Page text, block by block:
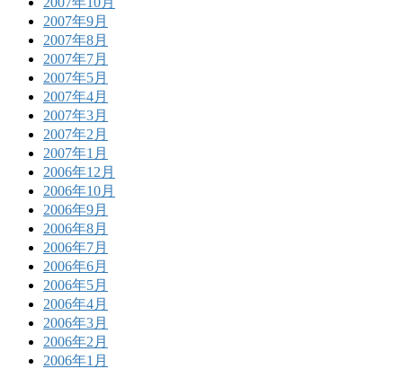
2007年9月
2007年8月
2007年7月
2007年5月
2007年4月
2007年3月
2007年2月
2007年1月
2006年12月
2006年10月
2006年9月
2006年8月
2006年7月
2006年6月
2006年5月
2006年4月
2006年3月
2006年2月
2006年1月